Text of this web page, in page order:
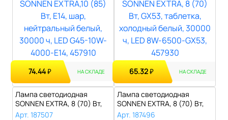
74.44₽ НА СКЛАДЕ 65.32₽ НА СКЛАДЕ
Лампа светодиодная
SONNEN EXTRA, 8 (70) Вт,
GX53, табле..
Арт. 187507
Лампа светодиодная
SONNEN EXTRA, 8 (70) Вт,
GU5.3, софи..
Арт. 187496